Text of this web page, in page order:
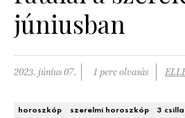
PSZICHÉ
ÉLETMÓD
PÁRKAPCSOLAT
júniusban
2023. június 07. 1 perc olvasás
horoszkóp szerelmi horoszkóp 3